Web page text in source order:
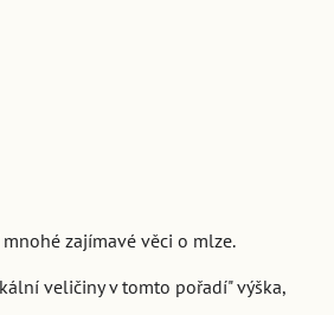
zajímavé věci o mlze.
veličiny v tomto pořadí" výška,